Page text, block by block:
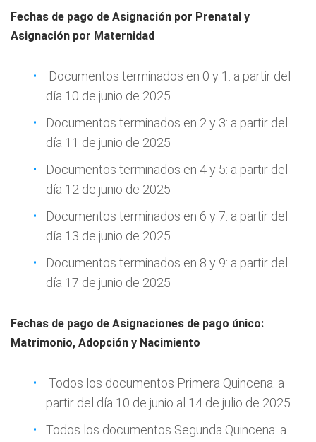
Fechas de pago de Asignación por Prenatal y
Asignación por Maternidad
Documentos terminados en 0 y 1: a partir del
día 10 de junio de 2025
Documentos terminados en 2 y 3: a partir del
día 11 de junio de 2025
Documentos terminados en 4 y 5: a partir del
día 12 de junio de 2025
Documentos terminados en 6 y 7: a partir del
día 13 de junio de 2025
Documentos terminados en 8 y 9: a partir del
día 17 de junio de 2025
Fechas de pago de Asignaciones de pago único:
Matrimonio, Adopción y Nacimiento
Todos los documentos Primera Quincena: a
partir del día 10 de junio al 14 de julio de 2025
Todos los documentos Segunda Quincena: a